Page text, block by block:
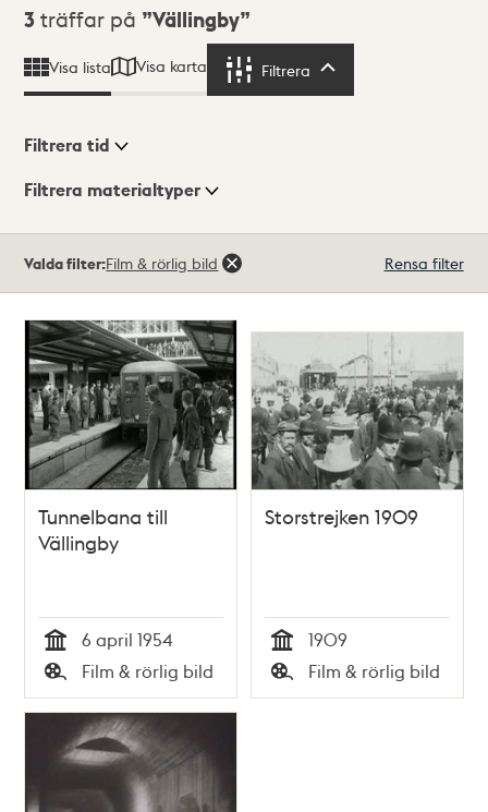
Sökresultat
3 träffar på Vällingby
Visa lista Visa karta Filtrera
Visningsläge
Filtrera tid
Filtrera materialtyper
träffar
Valda filter:Film & rörlig bild Rensa filter
Tunnelbana till
Vällingby
Tid
6 april 1954
Typ
Film & rörlig bild
Storstrejken 1909
Tid
1909
Typ
Film & rörlig bild